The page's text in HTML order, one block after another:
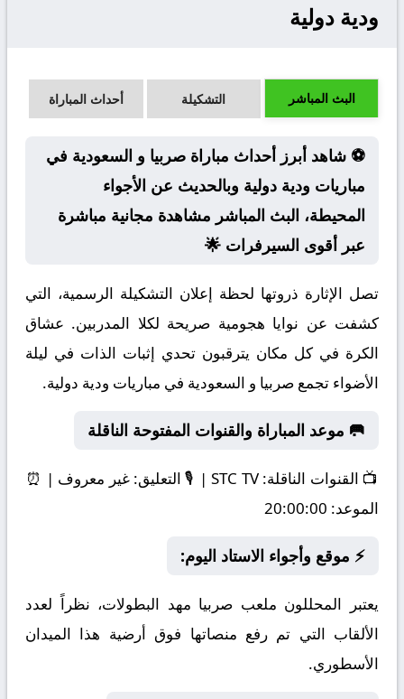
ودية دولية
البث المباشر التشكيلة أحداث المباراة
⚽ شاهد أبرز أحداث مباراة صربيا و السعودية في
مباريات ودية دولية وبالحديث عن الأجواء
المحيطة، البث المباشر مشاهدة مجانية مباشرة
عبر أقوى السيرفرات 🌟
تصل الإثارة ذروتها لحظة إعلان التشكيلة الرسمية، التي
كشفت عن نوايا هجومية صريحة لكلا المدربين. عشاق
الكرة في كل مكان يترقبون تحدي إثبات الذات في ليلة
الأضواء تجمع صربيا و السعودية في مباريات ودية دولية.
🥅 موعد المباراة والقنوات المفتوحة الناقلة
📺 القنوات الناقلة: STC TV | 🎙️ التعليق: غير معروف | ⏰
الموعد:
⚡ موقع وأجواء الاستاد اليوم:
يعتبر المحللون ملعب صربيا مهد البطولات، نظراً لعدد
الألقاب التي تم رفع منصاتها فوق أرضية هذا الميدان
الأسطوري.